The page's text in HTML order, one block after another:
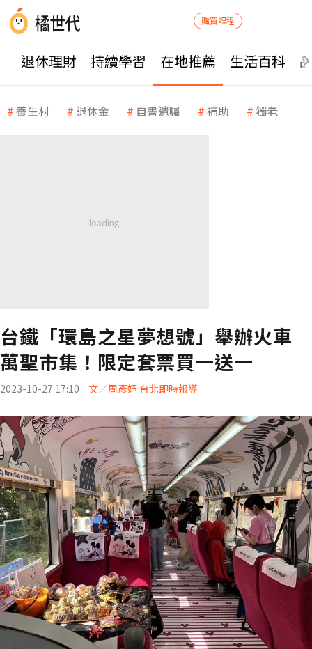
購買課程
退休理財 持續學習 在地推薦 生活百科
養生村 退休金 自書遺囑 補助 獨老
台鐵「環島之星夢想號」舉辦火車
萬聖市集！限定套票買一送一
2023-10-27 17:10 文／周彥妤 台北即時報導